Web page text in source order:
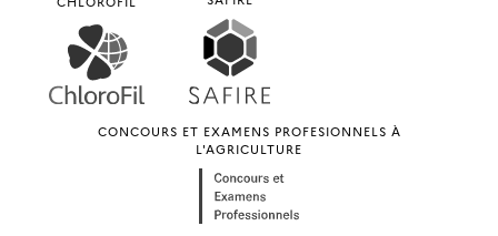
CONCOURS ET EXAMENS PROFESIONNELS À
L'AGRICULTURE